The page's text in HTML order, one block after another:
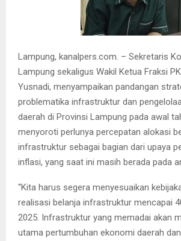
Lampung, kanalpers.com. – Sekretaris
Lampung sekaligus Wakil Ketua Fraksi
Yusnadi, menyampaikan pandangan
problematika infrastruktur dan
daerah di Provinsi Lampung pada awal
menyoroti perlunya percepatan alokasi
infrastruktur sebagai bagian dari upaya
inflasi, yang saat ini masih berada pada
“Kita harus segera menyesuaikan
realisasi belanja infrastruktur mencapai
2025. Infrastruktur yang memadai akan
utama pertumbuhan ekonomi daerah